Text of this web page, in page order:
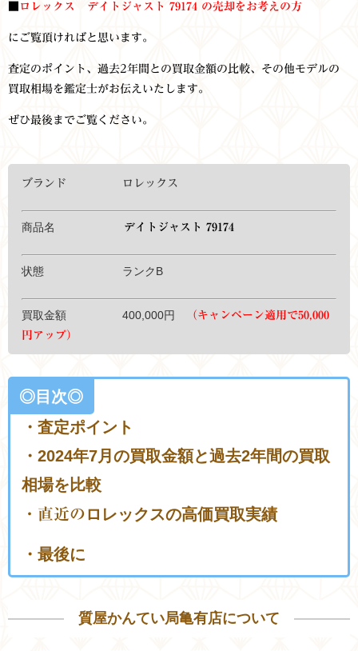
ロレックス デイトジャスト 79174 の売却をお考えの方
にご覧頂ければと思います。
査定のポイント、過去2年間との買取金額の比較、その他モデルの
買取相場を鑑定士がお伝えいたします。
ぜひ最後までご覧ください。
ブランド ロレックス
商品名 デイトジャスト 79174
状態 ランクB
買取金額 400,000円
（キャンペーン適用で50,000
円アップ）
◎目次◎
・査定ポイント
・2024年7月の買取金額と過去2年間の買取
相場を比較
・直近の ロレックスの高価買取実績
・最後に
質屋かんてい局亀有店について